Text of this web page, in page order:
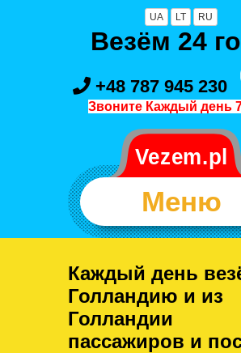
UA LT RU
Везём 24
+48 787 945 230
Звоните Каждый день
Меню
Каждый день
Голландию и из
Голландии
пассажиров и